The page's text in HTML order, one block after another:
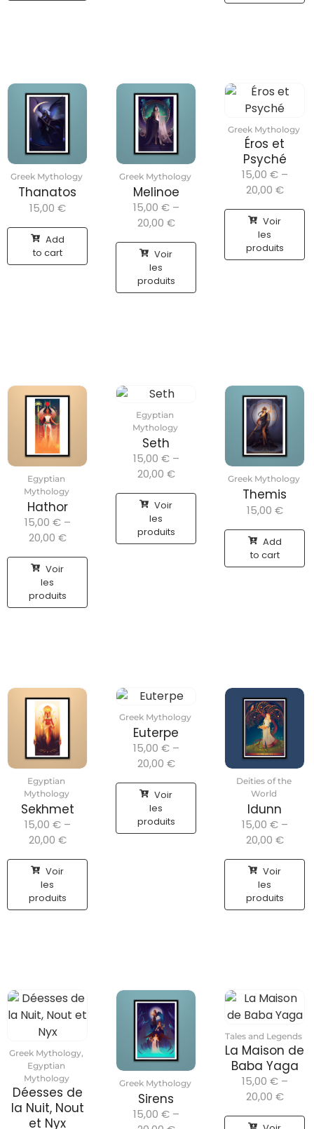
Greek Mythology
Thanatos
15,00 €
Add
to cart
Greek Mythology
Melinoe
15,00 € –
20,00 €
Voir
les
produits
Greek Mythology
Éros et
Psyché
15,00 € –
20,00 €
Voir
les
produits
Egyptian
Mythology
Hathor
15,00 € –
20,00 €
Voir
les
produits
Egyptian
Mythology
Seth
15,00 € –
20,00 €
Voir
les
produits
Greek Mythology
Themis
15,00 €
Add
to cart
Egyptian
Mythology
Sekhmet
15,00 € –
20,00 €
Voir
les
produits
Greek Mythology
Euterpe
15,00 € –
20,00 €
Voir
les
produits
Deities of the
World
Idunn
15,00 € –
20,00 €
Voir
les
produits
Greek Mythology,
Egyptian
Mythology
Déesses de
la Nuit, Nout
et Nyx
Greek Mythology
Sirens
15,00 € –
Tales and Legends
La Maison de
Baba Yaga
15,00 € –
20,00 €